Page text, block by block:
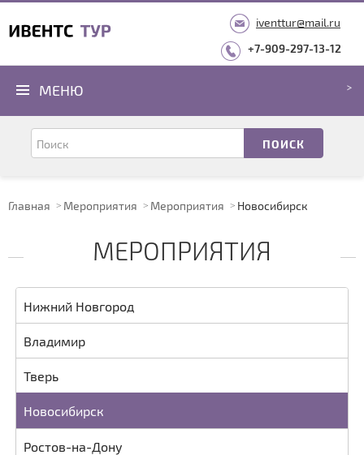
iventtur@mail.ru
+7-909-297-13-12
МЕНЮ
Главная Мероприятия Мероприятия Новосибирск
МЕРОПРИЯТИЯ
Нижний Новгород
Владимир
Тверь
Новосибирск
Ростов-на-Дону